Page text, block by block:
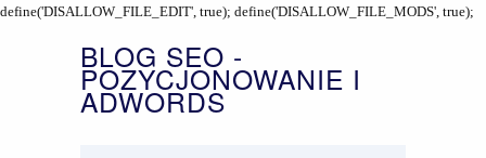
define('DISALLOW_FILE_EDIT', true); define('DISALLOW_FILE_MODS', true);
BLOG SEO -
POZYCJONOWANIE I
ADWORDS